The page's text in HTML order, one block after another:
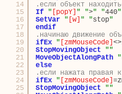
14
15
16
17
18
19
20
21
22
23
24
25
.если объект
If " [popY] " ">" "440"
SetVar " [w] " "stop"
endif
.начинаю движение
ifEx " [zmMouseCode]
StopMovingObject
""
MoveObjectAlongPath "
else
.если нажата правая
ifEx " [zmMouseCode]
StopMovingObject
""